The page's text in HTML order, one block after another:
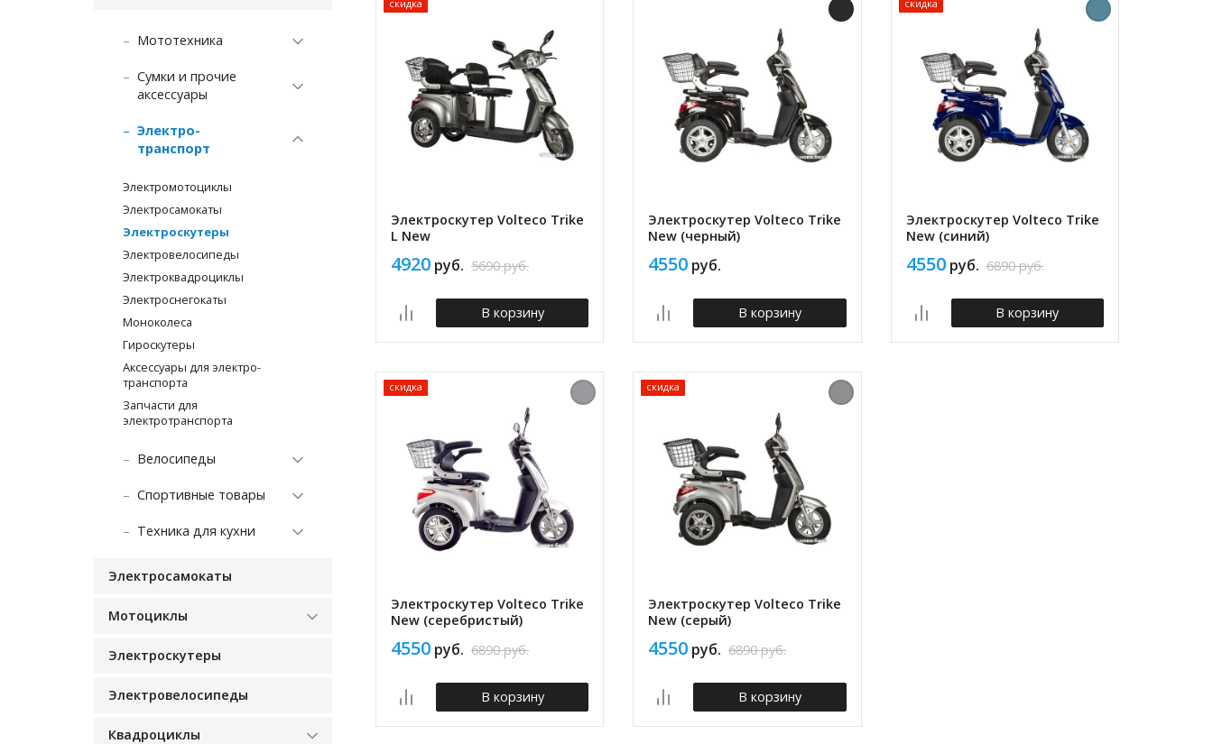
Мототехника
Сумки и прочие
аксессуары
Электро­
транспорт
Электромотоциклы
Электро­самокаты
Электро­скутеры
Электро­велосипеды
Электроквадроциклы
Электроснегокаты
Моноколеса
Гироскутеры
Аксессуары для электро-
транспорта
Запчасти для
электротранспорта
Велосипеды
Спортивные товары
Техника для кухни
Электро­самокаты
Мотоциклы
Электро­скутеры
Электро­велосипеды
Квадроциклы
скидка
Электроскутер Volteco Trike
L New
4920 руб. 5690руб.
В корзину
Электроскутер Volteco Trike
New (черный)
4550 руб.
В корзину
скидка
Электроскутер Volteco Trike
New (синий)
4550руб. 6890руб.
В корзину
скидка
Электроскутер Volteco Trike
New (серебристый)
4550 руб. 6890руб.
В корзину
скидка
Электроскутер Volteco Trike
New (серый)
4550 руб. 6890руб.
В корзину